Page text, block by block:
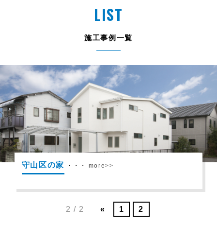
LIST
施工事例一覧
守山区の家 ・・・ more>>
2 / 2 « 1 2